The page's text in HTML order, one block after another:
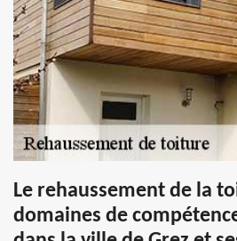
Le rehaussement de la
domaines de